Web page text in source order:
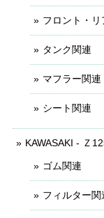
フロント・
タンク関連
マフラー関連
シート関連
KAWASAKI - Ｚ
ゴム関連
フィルター関